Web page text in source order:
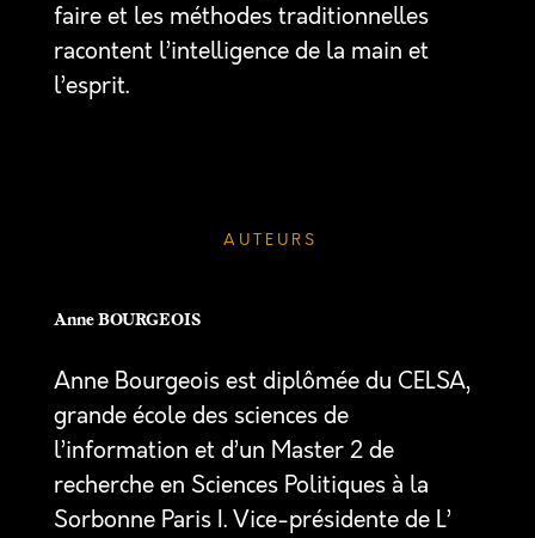
faire et les méthodes traditionnelles
racontent l’intelligence de la main et
l’esprit.
A U T E U R S
Anne BOURGEOIS
Anne Bourgeois est diplômée du CELSA,
grande école des sciences de
l’information et d’un Master 2 de
recherche en Sciences Politiques à la
Sorbonne Paris I. Vice-présidente de L’